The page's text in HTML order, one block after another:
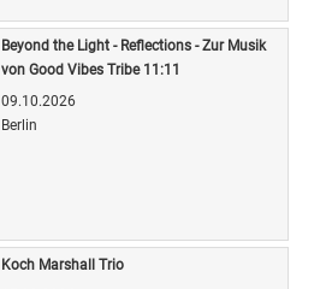
Beyond the Light - Reflections - Zur Musik
von Good Vibes Tribe 11:11
09.10.2026
Berlin
Koch Marshall Trio